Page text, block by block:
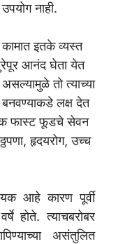
नाही.
कामात इतके व्यस्त
आनंद घेता येत
तो त्याच्या
बनवण्याकडे लक्ष देत
फास्ट फूडचे सेवन
हृदयरोग, उच्च
आहे कारण पूर्वी
होते. त्याचबरोबर
असंतुलित